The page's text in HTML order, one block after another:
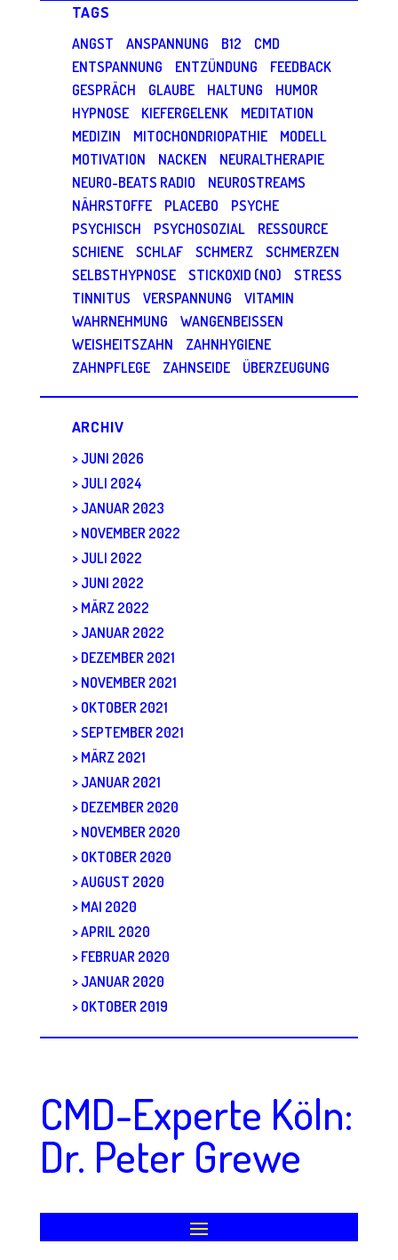
TAGS
ANGST ANSPANNUNG B12
CMD
ENTSPANNUNG
ENTZÜNDUNG
FEEDBACK
GESPRÄCH
GLAUBE HALTUNG
HUMOR
HYPNOSE
KIEFERGELENK
MEDITATION
MEDIZIN
MITOCHONDRIOPATHIE
MODELL
MOTIVATION
NACKEN
NEURALTHERAPIE
NEURO-BEATS RADIO
NEUROSTREAMS
NÄHRSTOFFE
PLACEBO
PSYCHE
PSYCHISCH
PSYCHOSOZIAL
RESSOURCE
SCHIENE
SCHLAF SCHMERZ
SCHMERZEN
SELBSTHYPNOSE
STICKOXID (NO)
STRESS
TINNITUS
VERSPANNUNG
VITAMIN
WAHRNEHMUNG
WANGENBEISSEN
WEISHEITSZAHN
ZAHNHYGIENE
ZAHNPFLEGE
ZAHNSEIDE ÜBERZEUGUNG
ARCHIV
JUNI 2026
JULI 2024
JANUAR 2023
NOVEMBER 2022
JULI 2022
JUNI 2022
MÄRZ 2022
JANUAR 2022
DEZEMBER 2021
NOVEMBER 2021
OKTOBER 2021
SEPTEMBER 2021
MÄRZ 2021
JANUAR 2021
DEZEMBER 2020
NOVEMBER 2020
OKTOBER 2020
AUGUST 2020
MAI 2020
APRIL 2020
FEBRUAR 2020
JANUAR 2020
OKTOBER 2019
CMD-Experte Köln:
Dr. Peter Grewe